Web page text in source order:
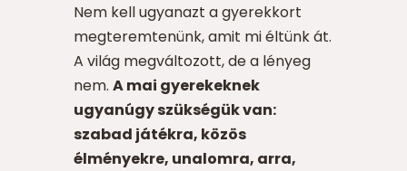
Nem kell ugyanazt a gyerekkort
megteremtenünk, amit mi éltünk át.
A világ megváltozott, de a lényeg
nem. A mai gyerekeknek
ugyanúgy szükségük van:
szabad játékra, közös
élményekre, unalomra, arra,